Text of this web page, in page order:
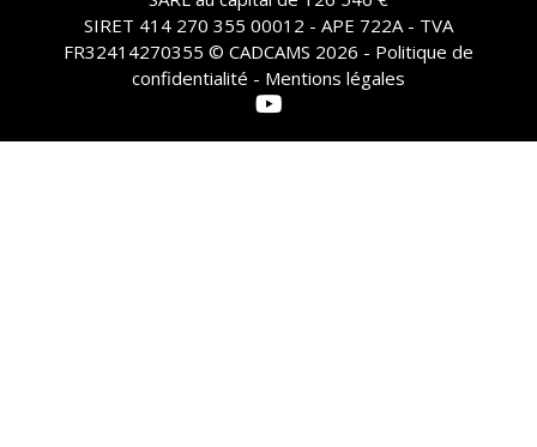
SIRET 414 270 355 00012 - APE 722A - TVA
FR32414270355 © CADCAMS 2026 - Politique de
confidentialité - Mentions légales